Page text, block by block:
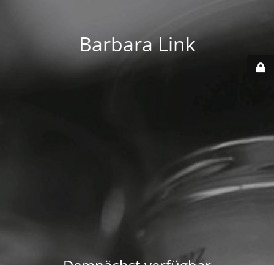
Barbara Link